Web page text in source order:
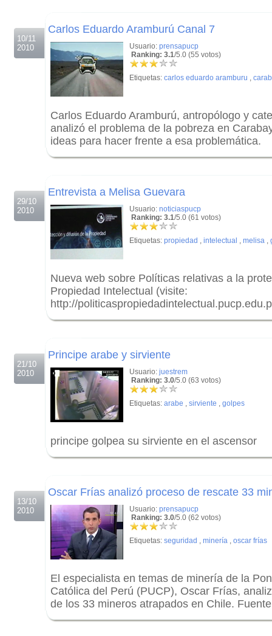
10/11
2010
Carlos Eduardo Aramburú Canal 7
Usuario: prensapucp
Ranking: 3.1/5.0 (55 votos)
Etiquetas: carlos eduardo aramburu ,
Carlos Eduardo Aramburú, antropólogo y
analizó el problema de la pobreza en
ideas para hacer frente a esa problemática.
29/10
2010
Entrevista a Melisa Guevara
Usuario: noticiaspucp
Ranking: 3.1/5.0 (61 votos)
Etiquetas: propiedad , intelectual , melisa ,
Nueva web sobre Políticas relativas a la
Propiedad Intelectual (visite:
http://
21/10
2010
Principe arabe y sirviente
Usuario: juestrem
Ranking: 3.0/5.0 (63 votos)
Etiquetas: arabe , sirviente , golpes
principe golpea su sirviente en el ascensor
13/10
2010
Oscar Frías analizó proceso de rescate 33
Usuario: prensapucp
Ranking: 3.0/5.0 (62 votos)
Etiquetas: seguridad , minería , oscar frías
El especialista en temas de minería de la
Católica del Perú (PUCP), Oscar Frías,
de los 33 mineros atrapados en Chile.